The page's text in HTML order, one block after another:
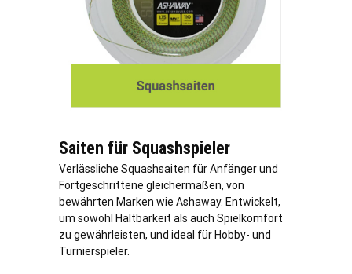
Saiten für Squashspieler
Verlässliche Squashsaiten für Anfänger und
Fortgeschrittene gleichermaßen, von
bewährten Marken wie Ashaway. Entwickelt,
um sowohl Haltbarkeit als auch Spielkomfort
zu gewährleisten, und ideal für Hobby- und
Turnierspieler.